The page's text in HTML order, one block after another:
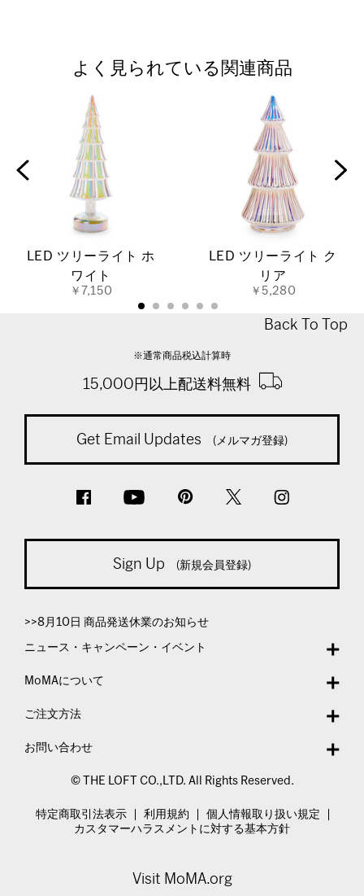
よく見られている関連商品
LED ツリーライト ホ
ワイト
￥7,150
LED ツリーライト ク
リア
￥5,280
Back To Top
※通常商品税込計算時
15,000円以上配送料無料
Get Email Updates (メルマガ登録)
Sign Up (新規会員登録)
>>8月10日 商品発送休業のお知らせ
ニュース・キャンペーン・イベント
MoMAについて
ご注文方法
お問い合わせ
© THE LOFT CO.,LTD. All Rights Reserved.
特定商取引法表示 利用規約
個人情報取り扱い規定
カスタマーハラスメントに対する基本方針
Visit MoMA.org